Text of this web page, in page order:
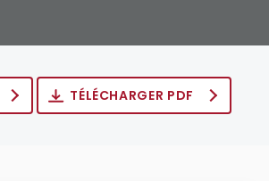
TÉLÉCHARGER PDF